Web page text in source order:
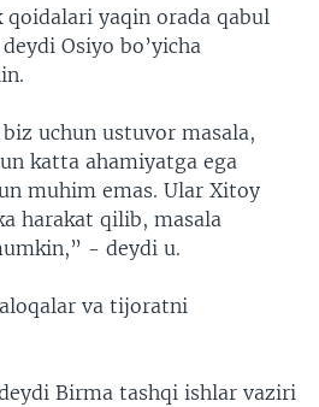
yaqin orada qabul
Osiyo bo’yicha
uchun ustuvor masala,
katta ahamiyatga ega
muhim emas. Ular Xitoy
harakat qilib, masala
- deydi u.
va tijoratni
Birma tashqi ishlar vaziri